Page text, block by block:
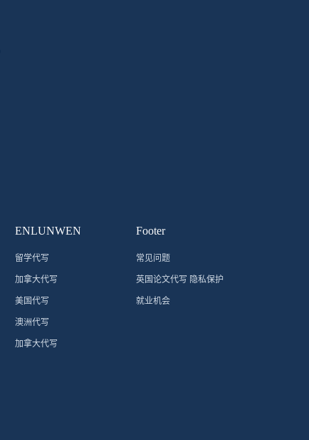
ENLUNWEN
留学代写
加拿大代写
美国代写
澳洲代写
加拿大代写
Footer
常见问题
英国论文代写 隐私保护
就业机会